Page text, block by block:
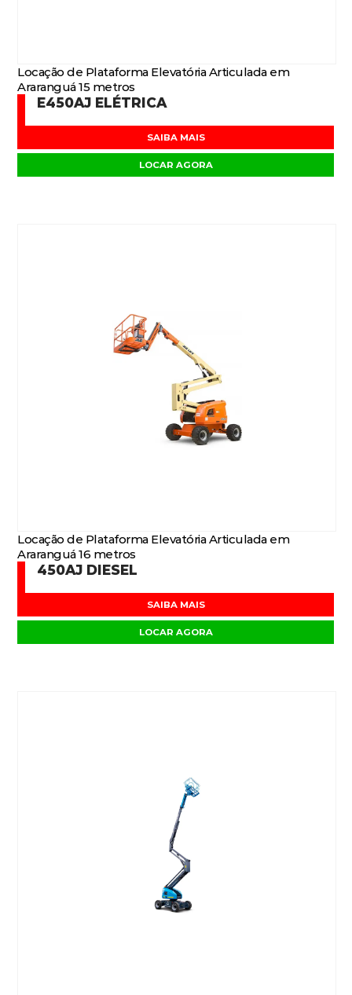
Locação de Plataforma Elevatória Articulada em
Araranguá 15 metros
E450AJ ELÉTRICA
SAIBA MAIS
LOCAR AGORA
Locação de Plataforma Elevatória Articulada em
Araranguá 16 metros
450AJ DIESEL
SAIBA MAIS
LOCAR AGORA